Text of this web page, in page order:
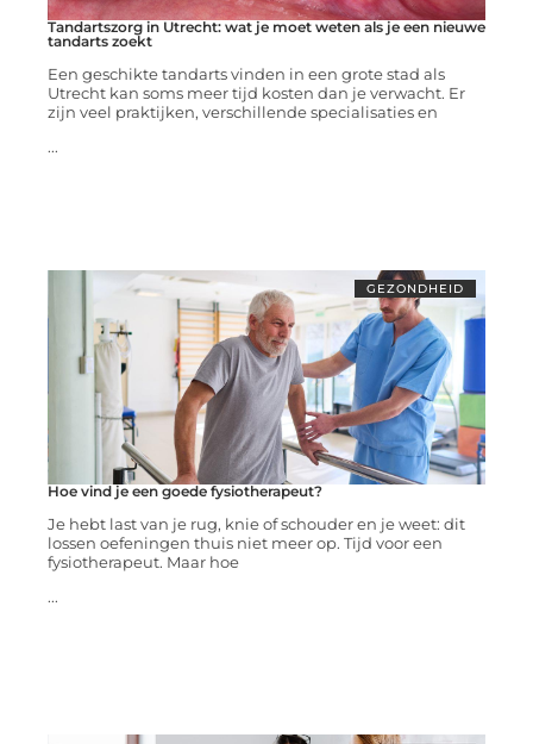
Tandartszorg in Utrecht: wat je moet weten als je een nieuwe
tandarts zoekt
Een geschikte tandarts vinden in een grote stad als
Utrecht kan soms meer tijd kosten dan je verwacht. Er
zijn veel praktijken, verschillende specialisaties en
...
GEZONDHEID
Hoe vind je een goede fysiotherapeut?
Je hebt last van je rug, knie of schouder en je weet: dit
lossen oefeningen thuis niet meer op. Tijd voor een
fysiotherapeut. Maar hoe
...